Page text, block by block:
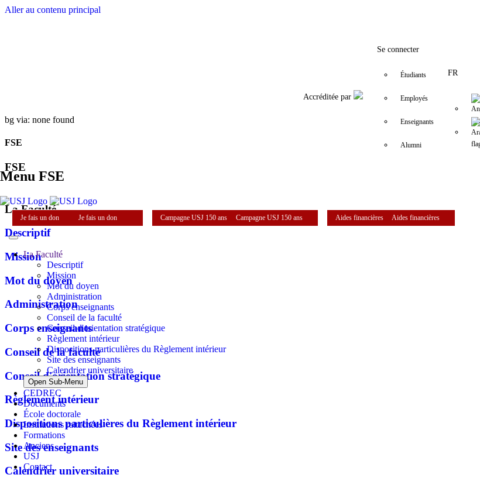
Aller au contenu principal
Accréditée par
Se connecter
Étudiants
Employés
Enseignants
Alumni
FR
Menu FSE
Je fais un don Je fais un don Campagne USJ 150 ans Campagne USJ 150 ans Aides financières Aides financières
La Faculté
Descriptif
Mission
Mot du doyen
Administration
Corps enseignants
Conseil de la faculté
Conseil d'orientation stratégique
Règlement intérieur
Dispositions particulières du Règlement intérieur
Site des enseignants
Calendrier universitaire
Open Sub-Menu
CEDREC
Documents
École doctorale
Institutions rattachées
Formations
Anciens
USJ
Contact
bg via: none found
FSE
FSE
La Faculté
Descriptif
Mission
Mot du doyen
Administration
Corps enseignants
Conseil de la faculté
Conseil d'orientation stratégique
Règlement intérieur
Dispositions particulières du Règlement intérieur
Site des enseignants
Calendrier universitaire